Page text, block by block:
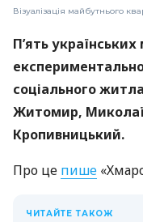
Візуалізація майбутнього
П’ять українських
соціального
Житомир,
Кропивницький.
Про це пише
ЧИТАЙТЕ ТАКОЖ